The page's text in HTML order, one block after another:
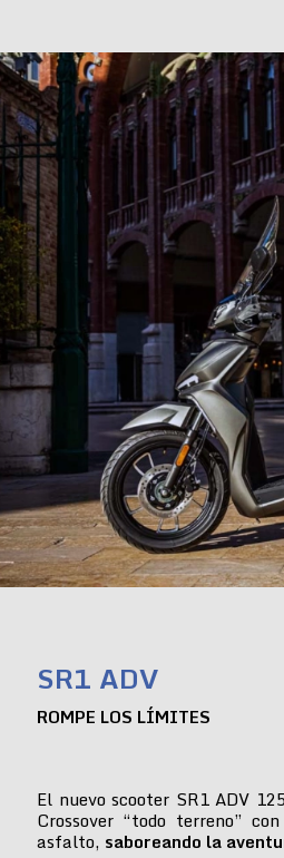
SR1 ADV
ROMPE LOS LÍMITES
El nuevo scooter SR1 ADV
Crossover “todo terreno”
asfalto, saboreando la